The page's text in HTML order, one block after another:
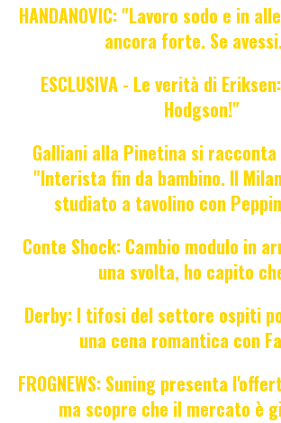
HANDANOVIC: "Lavoro sodo e in
ancora forte. Se
ESCLUSIVA - Le verità di
Hodgson!"
Galliani alla Pinetina si
"Interista fin da bambino. Il
studiato a tavolino con
Conte Shock: Cambio modulo in
una svolta, ho capito
Derby: I tifosi del settore ospiti
una cena romantica con
FROGNEWS: Suning presenta
ma scopre che il mercato è